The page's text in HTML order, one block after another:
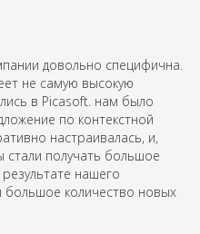
довольно специфична.
не самую высокую
в Picasoft. нам было
по контекстной
настраивалась, и,
стали получать большое
нашего
большое количество новых